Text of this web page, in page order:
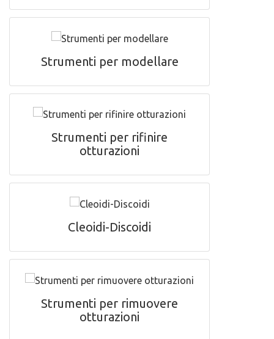
Strumenti per modellare
Strumenti per rifinire
otturazioni
Cleoidi-Discoidi
Strumenti per rimuovere
otturazioni